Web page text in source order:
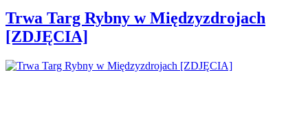
Trwa Targ Rybny w Międzyzdrojach
[ZDJĘCIA]